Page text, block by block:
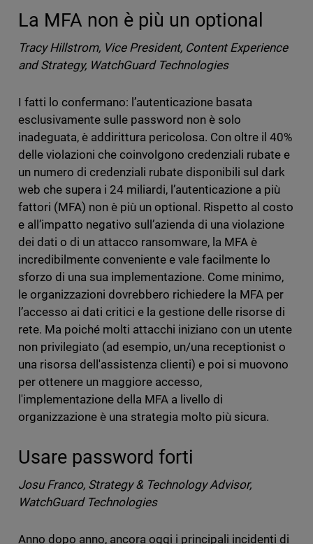
La MFA non è più un optional
Tracy Hillstrom, Vice President, Content Experience
and Strategy, WatchGuard Technologies
I fatti lo confermano: l’autenticazione basata
esclusivamente sulle password non è solo
inadeguata, è addirittura pericolosa. Con oltre il 40%
delle violazioni che coinvolgono credenziali rubate e
un numero di credenziali rubate disponibili sul dark
web che supera i 24 miliardi, l’autenticazione a più
fattori (MFA) non è più un optional. Rispetto al costo
e all’impatto negativo sull’azienda di una violazione
dei dati o di un attacco ransomware, la MFA è
incredibilmente conveniente e vale facilmente lo
sforzo di una sua implementazione. Come minimo,
le organizzazioni dovrebbero richiedere la MFA per
l’accesso ai dati critici e la gestione delle risorse di
rete. Ma poiché molti attacchi iniziano con un utente
non privilegiato (ad esempio, un/una receptionist o
una risorsa dell'assistenza clienti) e poi si muovono
per ottenere un maggiore accesso,
l'implementazione della MFA a livello di
organizzazione è una strategia molto più sicura.
Usare password forti
Josu Franco, Strategy & Technology Advisor,
WatchGuard Technologies
Anno dopo anno, ancora oggi i principali incidenti di